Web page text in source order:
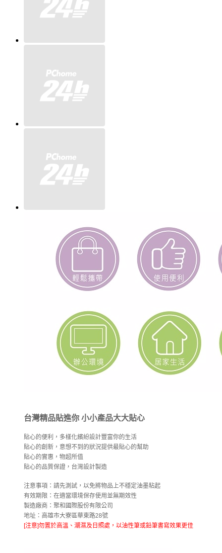
台灣精品貼進你 小小產品大大貼心
貼心的便利，多樣化繽紛設計豐富你的生活
貼心的創新，意想不到的狀況提供最貼心的幫助
貼心的實惠，物超所值
貼心的品質保證，台灣設計製造
注意事項： 請先測試，以免將物品上不穩定油墨粘起
有效期限： 在適當環境保存使用並無期效性
製造廠商： 聚和國際股份有限公司
地址： 高雄市大寮區華東路28號
[注意]勿置於高溫、潮濕及日照處，以油性筆或鉛筆書寫效果更佳